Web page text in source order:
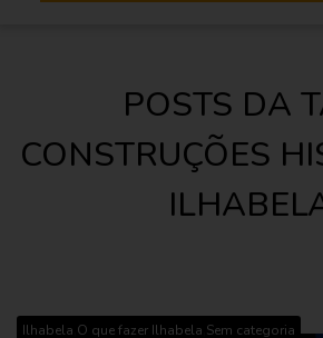
POSTS DA
CONSTRUÇÕES
Ilhabela O que fazer Ilhabela Sem categoria